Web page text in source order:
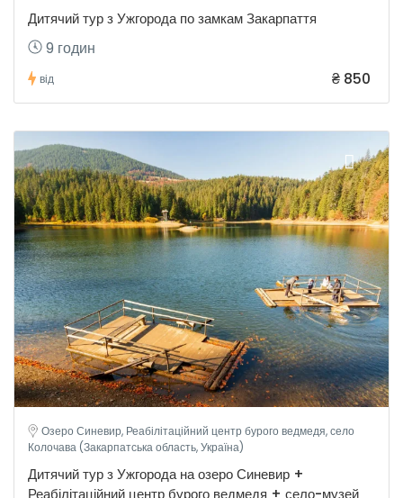
Дитячий тур з Ужгорода по замкам Закарпаття
9 годин
від ₴ 850
Озеро Синевир, Реабілітаційний центр бурого ведмедя, село
Колочава (Закарпатська область, Україна)
Дитячий тур з Ужгорода на озеро Синевир +
Реабілітаційний центр бурого ведмедя + село-музей